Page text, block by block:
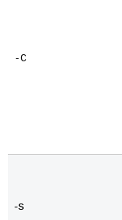
-C
-s